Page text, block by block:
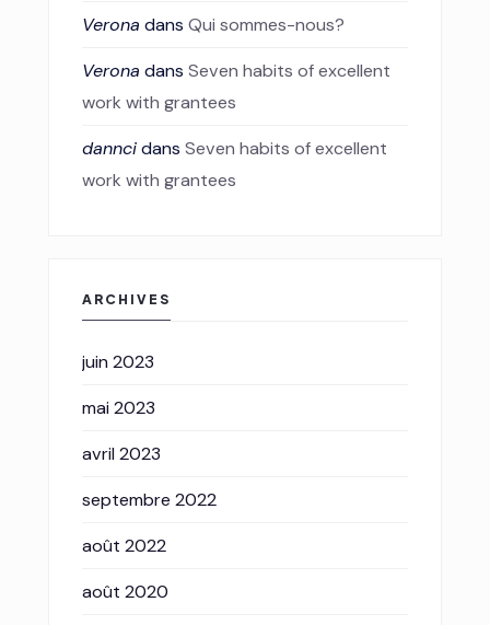
Verona dans Qui sommes-nous?
Verona dans Seven habits of excellent
work with grantees
danncidans Seven habits of excellent
work with grantees
ARCHIVES
juin 2023
mai 2023
avril 2023
septembre 2022
août 2022
août 2020